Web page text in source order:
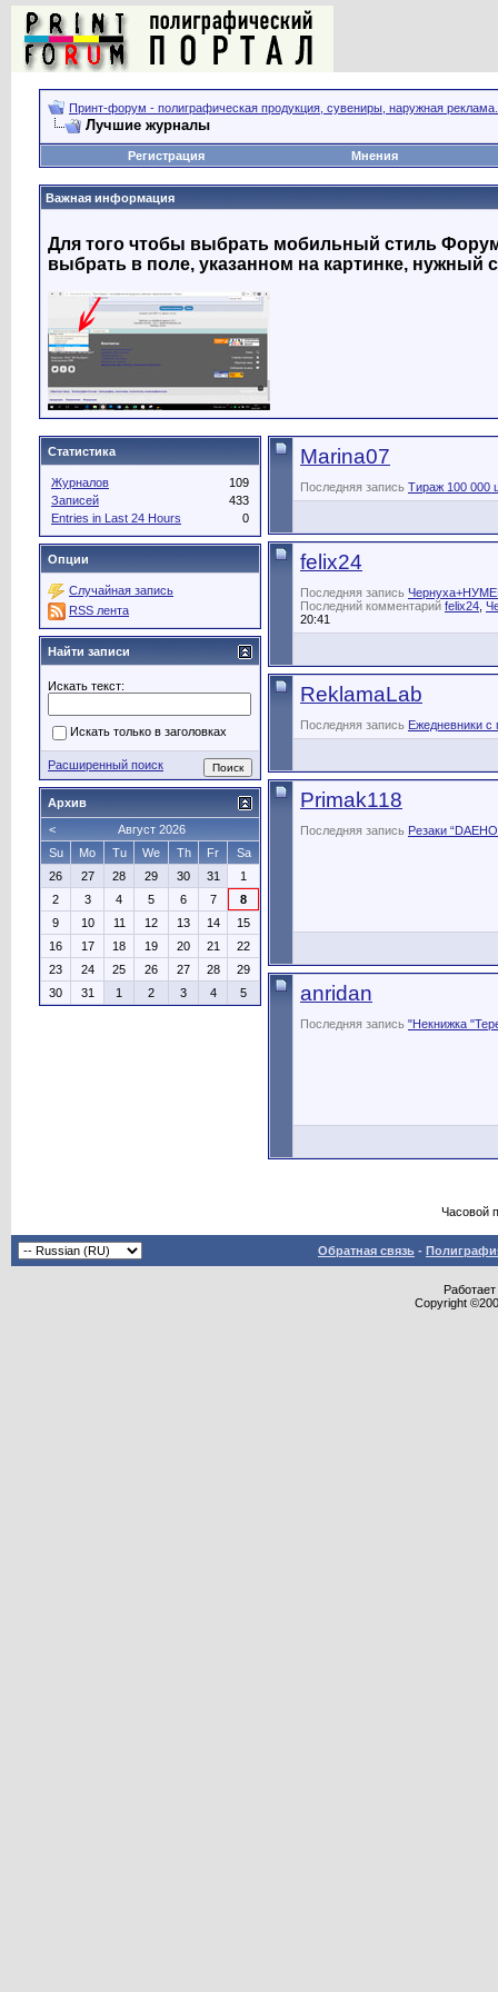
Принт-форум - полиграфическая продукция, сувениры, наружная реклама.
Лучшие журналы
Регистрация Мнения
Важная информация
Для того чтобы выбрать мобильный стиль
выбрать в поле, указанном на картинке, нужный
Marina07
Последняя запись Тираж 100 000
felix24
Последняя запись
Последний комментарий felix24
20:41
ReklamaLab
Последняя запись Ежедневники с
Primak118
Последняя запись Резаки
anridan
Последняя запись "Некнижка
Статистика
Журналов
109
Записей
433
Entries in Last 24 Hours
0
Опции
Случайная запись
RSS лента
Найти записи
Искать текст:
Искать только в заголовках
Расширенный поиск
Архив
<
Август 2026
Su
Mo Tu We Th Fr
Sa
26
27 28 29 30 31
1
2
3 4 5 6 7
8
9
10 11 12 13 14
15
16
17 18 19 20 21
22
23
24 25 26 27 28
29
30
31 1 2 3 4 5
Часовой
Обратная связь -
Copyright